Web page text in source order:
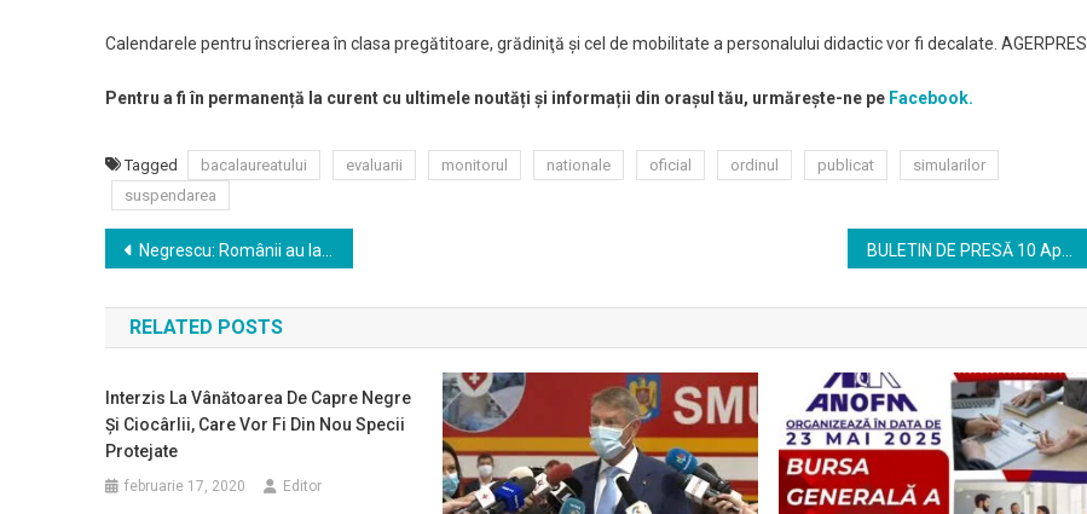
Calendarele pentru înscrierea în clasa pregătitoare, grădiniţă şi cel de mobilitate a personalului didactic vor fi decalate. AGERPRES
Pentru a fi în permanență la curent cu ultimele noutăți și informații din orașul tău, urmărește-ne pe Facebook.
Tagged bacalaureatului evaluarii monitorul nationale oficial ordinul publicat
simularilor
suspendarea
Navigare
în
articole
Negrescu: Românii au la dispoziţie o nouă platformă online cu produse culturale gratuite, realizată de PES activists România
RELATED POSTS
Interzis La Vânătoarea De Capre Negre
Și Ciocârlii, Care Vor Fi Din Nou Specii
Protejate
februarie 17, 2020 Editor